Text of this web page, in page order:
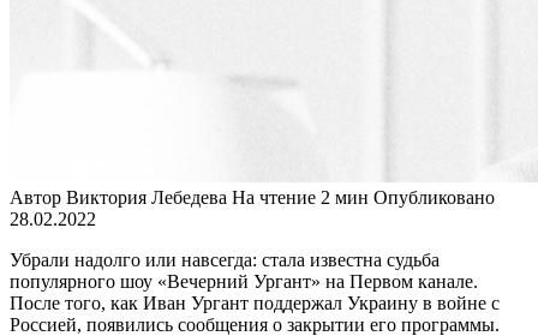
Автор Виктория Лебедева На чтение 2 мин Опубликовано
28.02.2022
Убрали надолго или навсегда: стала известна судьба
популярного шоу «Вечерний Ургант» на Первом канале.
После того, как Иван Ургант поддержал Украину в войне с
Россией, появились сообщения о закрытии его программы.